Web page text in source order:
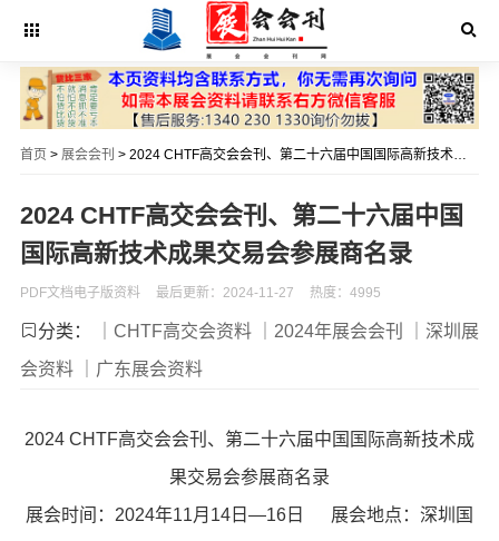
首页 > 展会会刊 > 2024 CHTF高交会会刊、第二十六届中国国际高新技术成果交易会参展商名录
2024 CHTF高交会会刊、第二十六届中国
国际高新技术成果交易会参展商名录
PDF文档电子版资料 最后更新：2024-11-27 热度：4995
分类： ｜CHTF高交会资料 ｜2024年展会会刊
｜深圳展
会资料
｜广东展会资料
2024 CHTF高交会会刊、第二十六届中国国际高新技术成
果交易会参展商名录
展会时间：2024年11月14日—16日 展会地点：深圳国